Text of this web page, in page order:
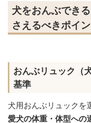
犬をおんぶでき
さえるべきポイ
おんぶリュック（
基準
犬用おんぶリュックを
愛犬の体重・体型への